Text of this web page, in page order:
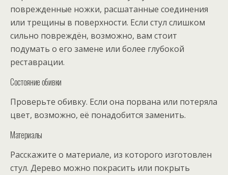
поврежденные ножки, расшатанные соединения
или трещины в поверхности. Если стул слишком
сильно повреждён, возможно, вам стоит
подумать о его замене или более глубокой
реставрации.
Состояние обивки
Проверьте обивку. Если она порвана или потеряла
цвет, возможно, её понадобится заменить.
Материалы
Расскажите о материале, из которого изготовлен
стул. Дерево можно покрасить или покрыть